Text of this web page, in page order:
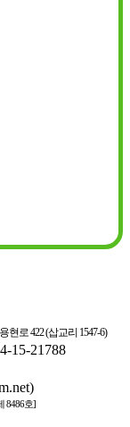
현로 422 (삽교리 1547-6)
15-21788
8486호]